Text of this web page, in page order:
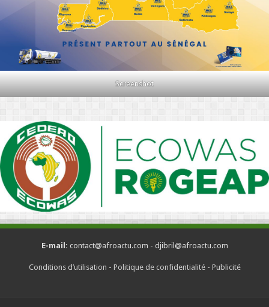
Screenshot
E-mail: contact@afroactu.com - djibril@afroactu.com
Conditions d’utilisation - Politique de confidentialité- Publicité